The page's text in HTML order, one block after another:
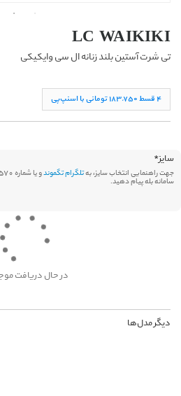
LC WAIKIKI
تی شرت آستین بلند زنانه ال سی وایکیکی
۴ قسط ١۸۳,۷۵۰ تومانی با اسنپ‌پی
سایز*
جهت راهنمایی انتخاب سایز، بهتلگرام تگموند
سامانه بله پیام دهید.
در حال دریافت
دیگر مدل‌ها